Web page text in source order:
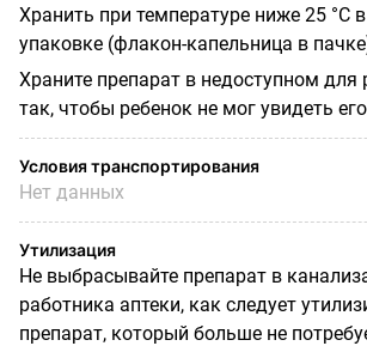
Хранить при температуре ниже 25 °C
упаковке (флакон-капельница в
Храните препарат в недоступном для
так, чтобы ребенок не мог увидеть
Условия транспортирования
Нет данных
Утилизация
Не выбрасывайте препарат в
работника аптеки, как следует
препарат, который больше не